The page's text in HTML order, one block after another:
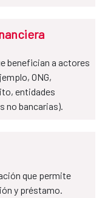
benefician a actores
ONG,
entidades
no bancarias).
que permite
y préstamo.